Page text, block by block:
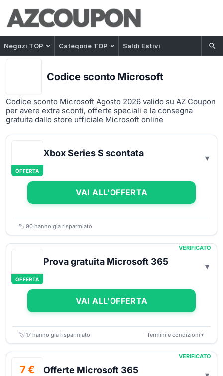
Negozi TOP Categorie TOP Saldi Estivi
Codice sconto Microsoft
Codice sconto Microsoft Agosto 2026 valido su AZ Coupon
per avere extra sconti, offerte speciali e la consegna
gratuita dallo store ufficiale Microsoft online
OFFERTA
Xbox Series S scontata
VAI ALL'OFFERTA
🏷️ 90 hanno già risparmiato
OFFERTA
VERIFICATO
Prova gratuita Microsoft 365
VAI ALL'OFFERTA
🏷️ 17 hanno già risparmiato Termini e condizioni ▼
7 €
VERIFICATO
Offerte Microsoft 365